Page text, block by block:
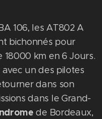
106, les AT802 A
bichonnés pour
km en 6 Jours.
un des pilotes
dans son
dans le Grand-
de Bordeaux,